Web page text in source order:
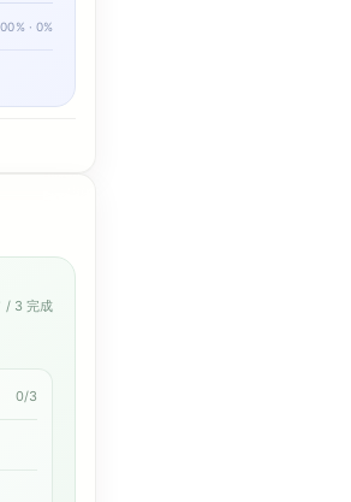
· 0%
/ 3 完成
0/3